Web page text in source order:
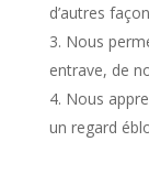
d’autres
Nous
entrave, de
Nous
un regard